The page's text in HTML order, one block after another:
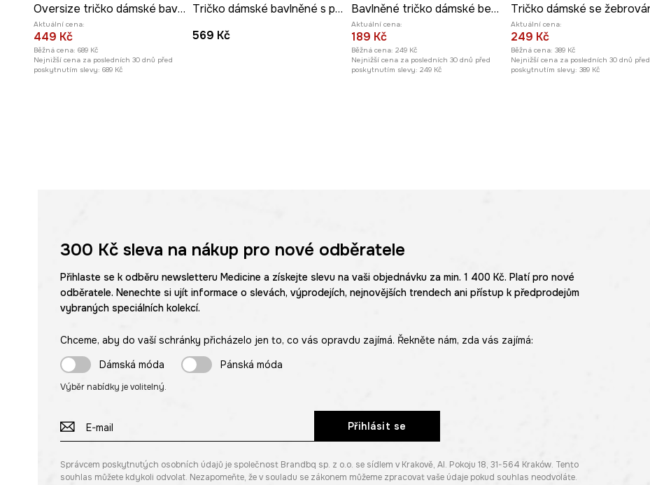
Oversize tričko dámské bavlněné z kolekce Kit Mizeres x Medicine
Aktuální cena:
449 Kč
Běžná cena: 689 Kč
Nejnižší cena za posledních 30 dnů před
poskytnutím slevy: 689 Kč
Tričko dámské bavlněné s potiskem z kolekce Mythical Creatures
569 Kč
Bavlněné tričko dámské bez vzoru béžová barva
Aktuální cena:
189 Kč
Běžná cena: 249 Kč
Nejnižší cena za posledních 30 dnů před
poskytnutím slevy: 249 Kč
Aktuální cena:
249 Kč
Běžná cena: 389 Kč
Nejnižší cena za posledních 30 dnů před
poskytnutím slevy: 389 Kč
300 Kčsleva na nákup pro nové odběratele
Přihlaste se k odběru newsletteru Medicine a získejte slevu na vaši objednávku za min. 1 400 Kč. Platí pro nové
odběratele. Nenechte si ujít informace o slevách, výprodejích, nejnovějších trendech ani přístup k předprodejům
vybraných speciálních kolekcí.
Chceme, aby do vaší schránky přicházelo jen to, co vás opravdu zajímá. Řekněte nám, zda vás zajímá:
Dámská móda
Pánská móda
Výběr nabídky je volitelný.
Přihlásit se
Správcem poskytnutých osobních údajů je společnost Brandbq sp. z o.o. se sídlem v Krakově, Al. Pokoju 18, 31-564 Kraków. Tento
souhlas můžete kdykoli odvolat. Nezapomeňte, že v souladu se zákonem můžeme zpracovat vaše údaje pokud souhlas neodvoláte.